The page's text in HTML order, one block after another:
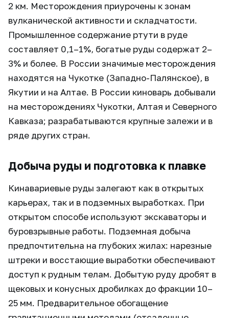
2 км. Месторождения приурочены к зонам
вулканической активности и складчатости.
Промышленное содержание ртути в руде
составляет 0,1–1%, богатые руды содержат 2–
3% и более. В России значимые месторождения
находятся на Чукотке (Западно-Палянское), в
Якутии и на Алтае. В России киноварь добывали
на месторождениях Чукотки, Алтая и Северного
Кавказа; разрабатываются крупные залежи и в
ряде других стран.
Добыча руды и подготовка к плавке
Кинавариевые руды залегают как в открытых
карьерах, так и в подземных выработках. При
открытом способе используют экскаваторы и
буровзрывные работы. Подземная добыча
предпочтительна на глубоких жилах: нарезные
штреки и восстающие выработки обеспечивают
доступ к рудным телам. Добытую руду дробят в
щековых и конусных дробилках до фракции 10–
25 мм. Предварительное обогащение